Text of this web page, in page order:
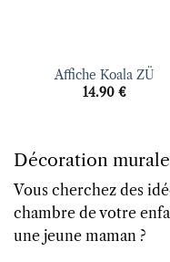
Affiche Koala ZÜ
14.90 €
Décoration
Vous cherchez des
chambre de votre
une jeune maman ?